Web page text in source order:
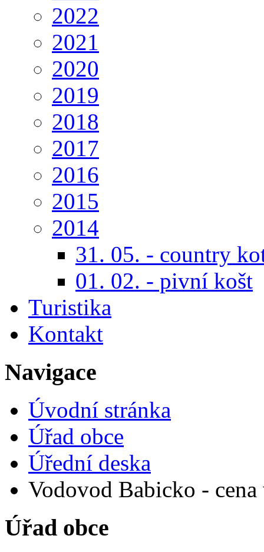
2022
2021
2020
2019
2018
2017
2016
2015
2014
31. 05. - country
01. 02. - pivní košt
Turistika
Kontakt
Navigace
Úvodní stránka
Úřad obce
Úřední deska
Vodovod Babicko -
Úřad obce